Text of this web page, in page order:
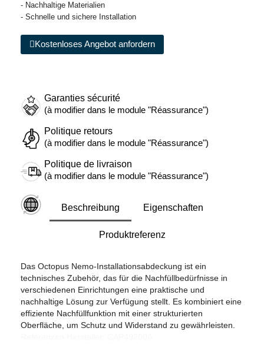
- Nachhaltige Materialien
- Schnelle und sichere Installation
Kostenloses Angebot anfordern
Garanties sécurité
(à modifier dans le module "Réassurance")
Politique retours
(à modifier dans le module "Réassurance")
Politique de livraison
(à modifier dans le module "Réassurance")
Beschreibung Eigenschaften
Produktreferenz
Das Octopus Nemo-Installationsabdeckung ist ein
technisches Zubehör, das für die Nachfüllbedürfnisse in
verschiedenen Einrichtungen eine praktische und
nachhaltige Lösung zur Verfügung stellt. Es kombiniert eine
effiziente Nachfüllfunktion mit einer strukturierten
Oberfläche, um Schutz und Widerstand zu gewährleisten.